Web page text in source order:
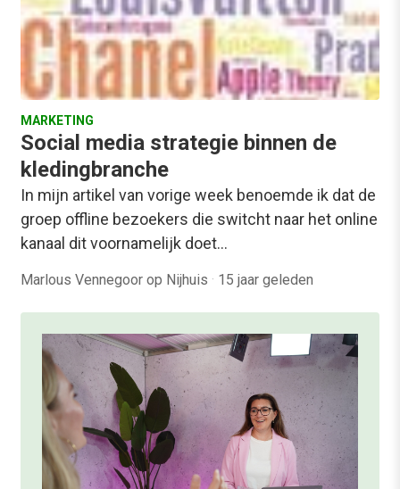
MARKETING
Social media strategie binnen de
kledingbranche
In mijn artikel van vorige week benoemde ik dat de
groep offline bezoekers die switcht naar het online
kanaal dit voornamelijk doet…
Marlous Vennegoor op Nijhuis · 15 jaar geleden